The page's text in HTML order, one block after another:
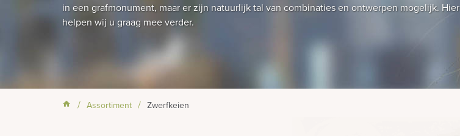
in een grafmonument, maar er zijn natuurlijk tal van combinaties en ontwerpen mogelijk. Hier
helpen wij u graag mee verder.
Assortiment Zwerfkeien